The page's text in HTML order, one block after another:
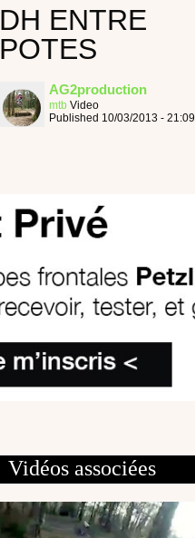
DH ENTRE
POTES
AG2production
mtb Video
Published 10/03/2013 - 21:09
Vidéos associées